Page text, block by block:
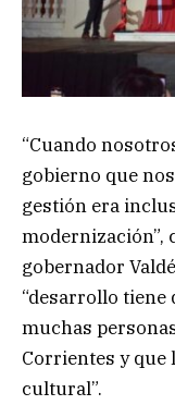
“Cuando
gobierno que
gestión era
modernización”,
gobernador
“desarrollo tiene
muchas
Corrientes y que
cultural”.